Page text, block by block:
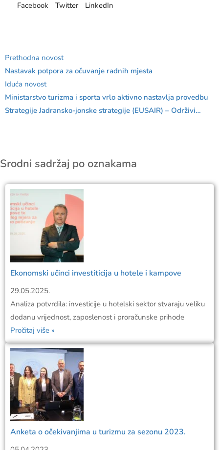
Facebook
Twitter LinkedIn
Prethodna novost
Nastavak potpora za očuvanje radnih mjesta
Iduća novost
Ministarstvo turizma i sporta vrlo aktivno nastavlja provedbu
Strategije Jadransko-jonske strategije (EUSAIR) – Održivi
Srodni sadržaj po oznakama
Ekonomski učinci investiticija u hotele i kampove
29.05.2025.
Analiza potvrdila: investicije u hotelski sektor stvaraju veliku
dodanu vrijednost, zaposlenost i proračunske prihode
Pročitaj više »
Anketa o očekivanjima u turizmu za sezonu 2023.